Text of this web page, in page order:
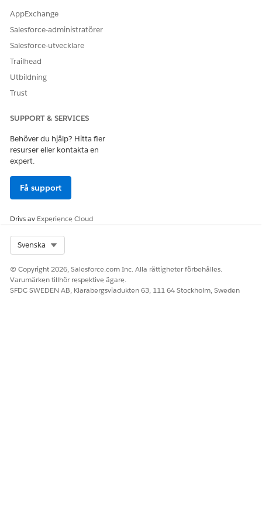
LÖSTE DENNA ARTIKEL DITT PROBLEM?
Berätta för oss vad vi kan förbättra!
AppExchange
Salesforce-administratörer
Salesforce-utvecklare
Trailhead
Utbildning
Trust
SUPPORT & SERVICES
Behöver du hjälp? Hitta fler
resurser eller kontakta en
expert.
Få support
Drivs av Experience Cloud
Svenska
© Copyright 2026, Salesforce.com Inc. Alla rättigheter förbehålles.
Varumärken tillhör respektive ägare.
SFDC SWEDEN AB, Klarabergsviadukten 63, 111 64 Stockholm, Sweden